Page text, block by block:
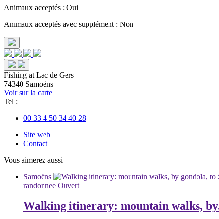
Animaux acceptés : Oui
Animaux acceptés avec supplément : Non
Fishing at Lac de Gers
74340 Samoëns
Voir sur la carte
Tel :
00 33 4 50 34 40 28
Site web
Contact
Vous aimerez aussi
Samoëns
randonnee Ouvert
Walking itinerary: mountain walks,